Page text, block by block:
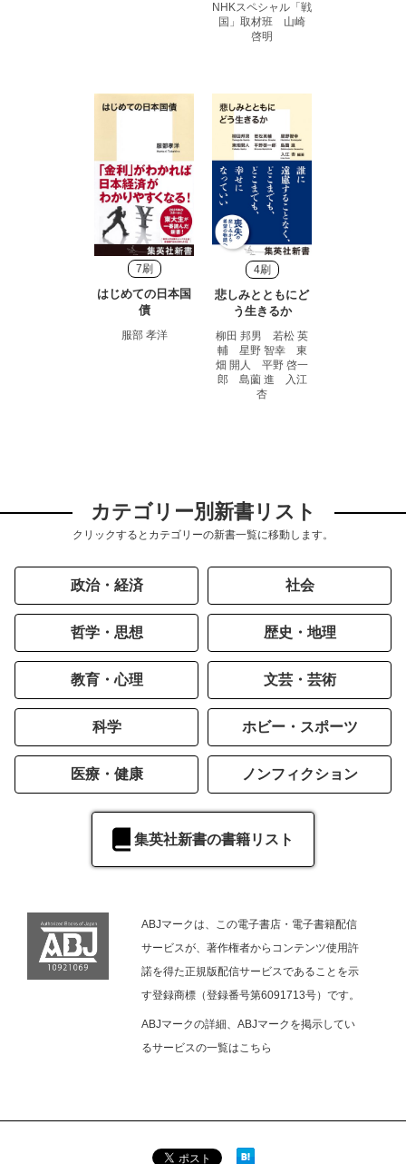
NHKスペシャル「戦
国」取材班 山崎
啓明
7刷
はじめての日本国
債
服部 孝洋
4刷
悲しみとともにど
う生きるか
柳田 邦男 若松 英
輔 星野 智幸 東
畑 開人 平野 啓一
郎 島薗 進 入江
杏
カテゴリー別新書リスト
クリックするとカテゴリーの新書一覧に移動します。
政治・経済 社会
哲学・思想 歴史・地理
教育・心理 文芸・芸術
科学 ホビー・スポーツ
医療・健康 ノンフィクション
集英社新書の書籍リスト
ABJマークは、この電子書店・電子書籍配信
サービスが、著作権者からコンテンツ使用許
諾を得た正規版配信サービスであることを示
す登録商標（登録番号第6091713号）です。
ABJマークの詳細、ABJマークを掲示してい
るサービスの一覧はこちら